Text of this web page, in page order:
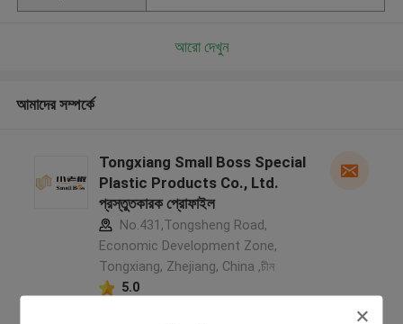
আরো দেখুন
আমাদের সম্পর্কে
Tongxiang Small Boss Special
Plastic Products Co., Ltd.
প্রস্তুতকারক প্রোফাইল
No.431,Tongsheng Road,
Economic Development Zone,
Tongxiang, Zhejiang, China ,চীন
5.0